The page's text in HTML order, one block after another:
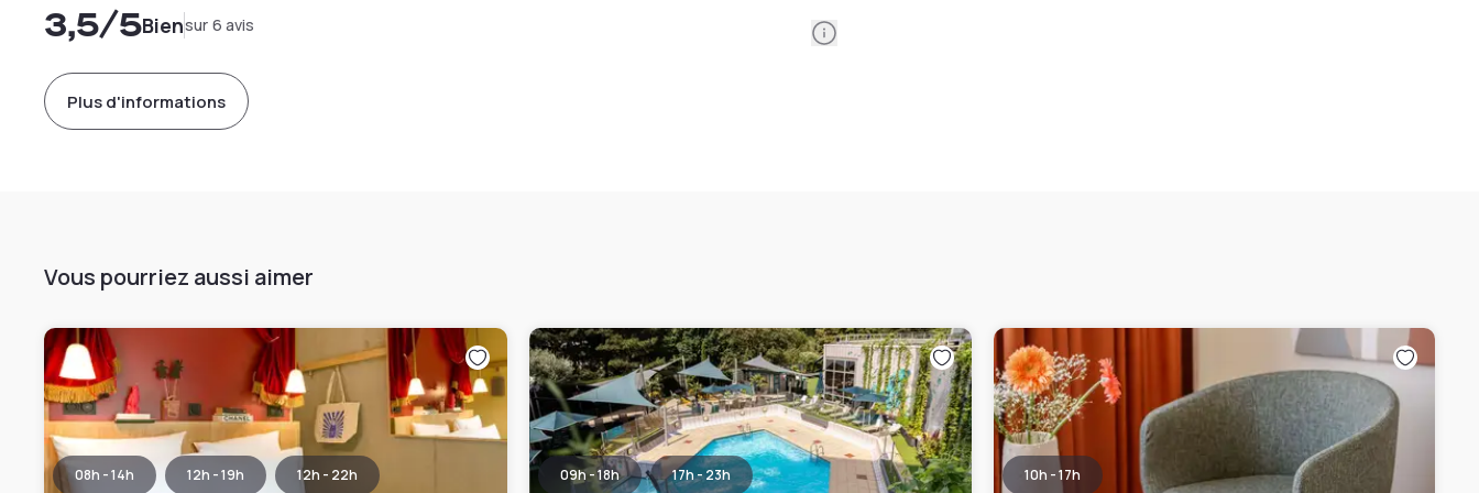
3,5/5Biensur 6 avis Information
Plus d'informations
Vous pourriez aussi aimer
08h - 14h 12h - 19h 12h - 22h 09h - 18h 17h - 23h 10h - 17h